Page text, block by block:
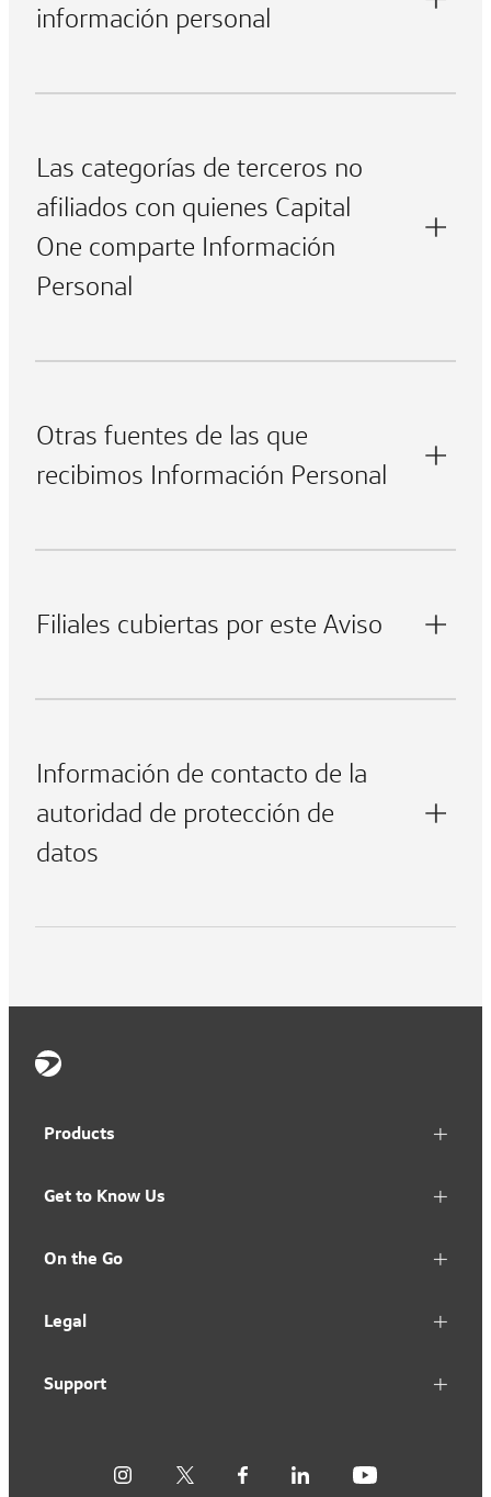
información personal
Las categorías de terceros no
afiliados con quienes Capital
One comparte Información
Personal
Otras fuentes de las que
recibimos Información Personal
Filiales cubiertas por este Aviso
Información de contacto de la
autoridad de protección de
datos
Products
Get to Know Us
On the Go
Legal
Support